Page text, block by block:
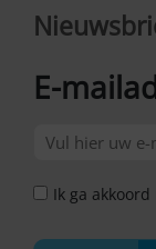
E-
Ik ga